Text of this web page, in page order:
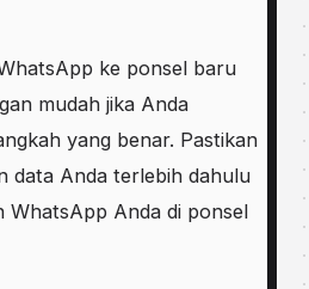
ke ponsel baru
mudah jika Anda
yang benar. Pastikan
data Anda terlebih dahulu
WhatsApp Anda di ponsel